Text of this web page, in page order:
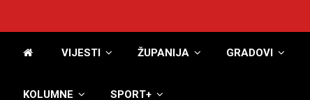
VIJESTI ŽUPANIJA GRADOVI
KOLUMNE SPORT+